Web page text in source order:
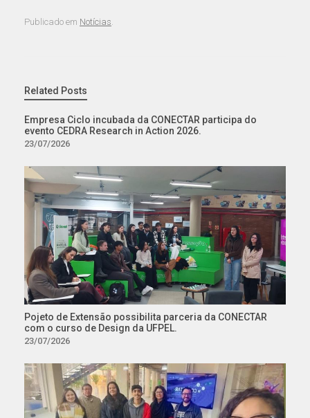
Publicado em Notícias.
Related Posts
Empresa Ciclo incubada da CONECTAR participa do
evento CEDRA Research in Action 2026.
23/07/2026
Pojeto de Extensão possibilita parceria da CONECTAR
com o curso de Design da UFPEL.
23/07/2026